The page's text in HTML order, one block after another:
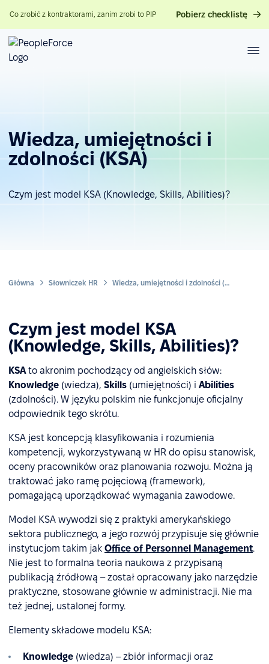
Co zrobić z kontraktorami, zanim zrobi to PIP Pobierz checklistę
Wiedza, umiejętności i
zdolności (KSA)
Czym jest model KSA (Knowledge, Skills, Abilities)?
Główna Słowniczek HR Wiedza, umiejętności i zdolności (KSA)
Czym jest model KSA
(Knowledge, Skills, Abilities)?
KSA to akronim pochodzący od angielskich słów:
Knowledge (wiedza), Skills (umiejętności) i Abilities
(zdolności). W języku polskim nie funkcjonuje oficjalny
odpowiednik tego skrótu.
KSA jest koncepcją klasyfikowania i rozumienia
kompetencji, wykorzystywaną w HR do opisu stanowisk,
oceny pracowników oraz planowania rozwoju. Można ją
traktować jako ramę pojęciową (framework),
pomagającą uporządkować wymagania zawodowe.
Model KSA wywodzi się z praktyki amerykańskiego
sektora publicznego, a jego rozwój przypisuje się głównie
instytucjom takim jak Office of Personnel Management.
Nie jest to formalna teoria naukowa z przypisaną
publikacją źródłową – został opracowany jako narzędzie
praktyczne, stosowane głównie w administracji. Nie ma
też jednej, ustalonej formy.
Elementy składowe modelu KSA:
Knowledge (wiedza) – zbiór informacji oraz